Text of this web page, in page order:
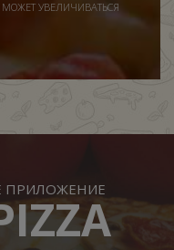
МОЖЕТ УВЕЛИЧИВАТЬСЯ
ПРИЛОЖЕНИЕ